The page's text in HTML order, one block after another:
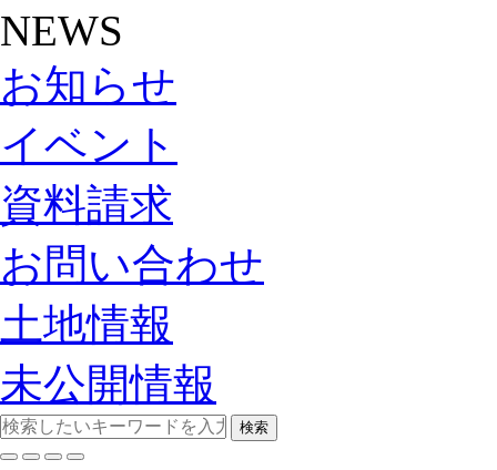
NEWS
お知らせ
イベント
資料請求
お問い合わせ
土地情報
未公開情報
検索